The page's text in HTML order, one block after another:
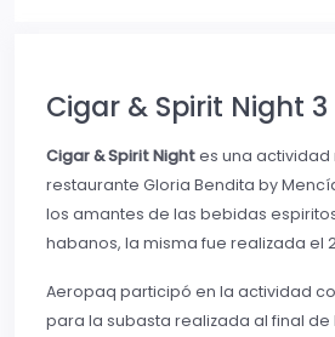
Cigar & Spirit Night 3
Cigar & Spirit Nightes una actividad
restaurante Gloria Bendita by
los amantes de las bebidas
habanos, la misma fue realizada el
Aeropaq participó en la actividad
para la subasta realizada al final